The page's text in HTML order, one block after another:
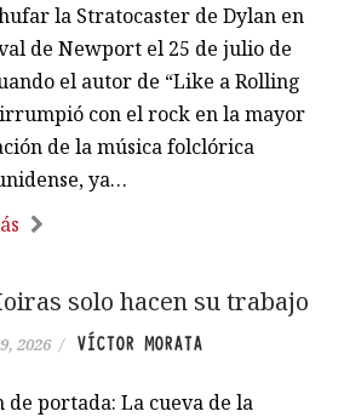
la Stratocaster de Dylan en
de Newport el 25 de julio de
el autor de “Like a Rolling
irrumpió con el rock en la mayor
de la música folclórica
ya…
solo hacen su trabajo
2026 / VÍCTOR MORATA
de portada: La cueva de la